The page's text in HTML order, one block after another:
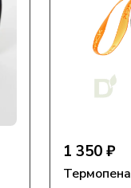
1 350 ₽